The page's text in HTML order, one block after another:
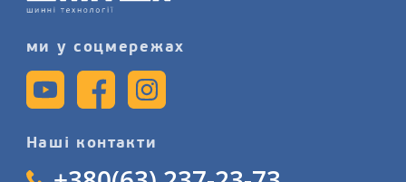
ми у соцмережах
Наші контакти